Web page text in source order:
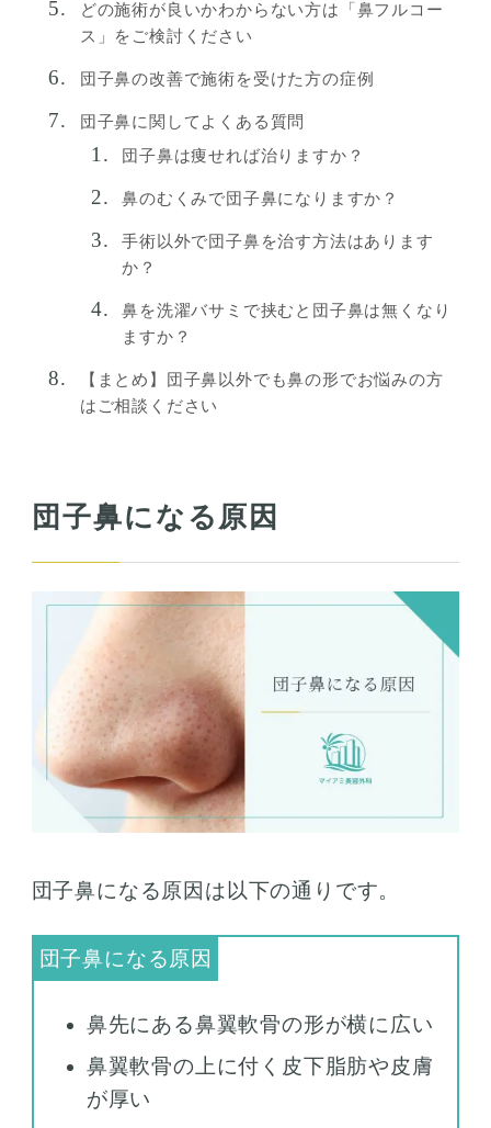
どの施術が良いかわからない方は「鼻フルコー
ス」をご検討ください
団子鼻の改善で施術を受けた方の症例
団子鼻に関してよくある質問
団子鼻は痩せれば治りますか？
鼻のむくみで団子鼻になりますか？
手術以外で団子鼻を治す方法はあります
か？
鼻を洗濯バサミで挟むと団子鼻は無くなり
ますか？
【まとめ】団子鼻以外でも鼻の形でお悩みの方
はご相談ください
団子鼻になる原因
団子鼻になる原因は以下の通りです。
鼻先にある鼻翼軟骨の形が横に広い
鼻翼軟骨の上に付く皮下脂肪や皮膚
が厚い